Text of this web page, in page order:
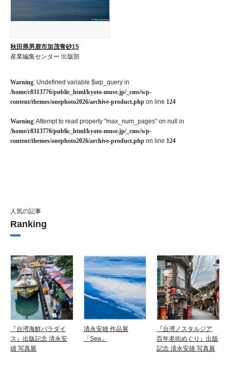
秋田県男鹿市加茂青砂15
産業編集センター 出版部
Warning: Undefined variable $wp_query in
/home/c8313776/public_html/kyoto-muse.jp/_cms/wp-
content/themes/onephoto2026/archive-product.php on line 124
Warning: Attempt to read property "max_num_pages" on null in
/home/c8313776/public_html/kyoto-muse.jp/_cms/wp-
content/themes/onephoto2026/archive-product.php on line 124
人気の記事
Ranking
『台湾海鮮パラダイ
ス』出版記念 清永安
雄 写真展
清永安雄 作品展
「Sea」
『台湾ノスタルジア
百年老街めぐり』出版
記念 清永安雄 写真展